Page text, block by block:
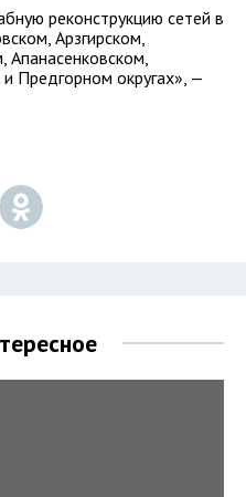
реконструкцию сетей в
Арзгирском,
Апанасенковском,
Предгорном округах», —